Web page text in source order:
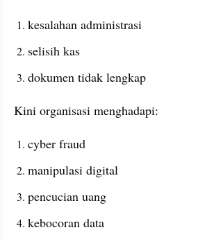
kesalahan administrasi
selisih kas
dokumen tidak lengkap
Kini organisasi menghadapi:
cyber fraud
manipulasi digital
pencucian uang
kebocoran data